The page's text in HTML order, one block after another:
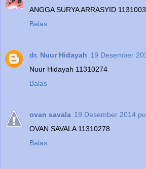
ANGGA SURYA ARRASYID
Balas
dr. Nuur Hidayah 19 Desember
Nuur Hidayah 11310274
Balas
ovan savala 19 Desember 2014
OVAN SAVALA 11310278
Balas